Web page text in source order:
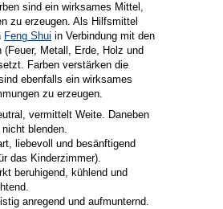
sind ein wirksames Mittel,
zu erzeugen. Als Hilfsmittel
Feng Shui in Verbindung mit den
(Feuer, Metall, Erde, Holz und
Farben verstärken die
ebenfalls ein wirksames
zu erzeugen.
vermittelt Weite. Daneben
blenden.
liebevoll und besänftigend
das Kinderzimmer).
beruhigend, kühlend und
anregend und aufmunternd.